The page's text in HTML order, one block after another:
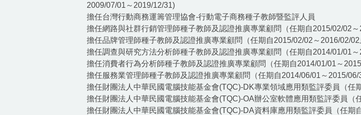
2009/07/01～2019/12/31)
擔任台灣行動商務運籌管理協會-行動電子商務種子教師暨監評人員
擔任網路與社群行銷管理師種子教師及認證推廣專業顧問（任期自2015/02/02
擔任品牌管理師種子教師及認證推廣專業顧問（任期自2015/02/02～2016/02/
擔任調查與研究方法分析師種子教師及認證推廣專業顧問（任期自2014/01/01
擔任消費者行為分析師種子教師及認證推廣專業顧問（任期自2014/01/01～
擔任服務業管理師種子教師及認證推廣專業顧問（任期自2014/06/01～2015/
擔任財團法人中華民國電腦技能基金會(TQC)-DK專業領域應用類監評委員（任
擔任財團法人中華民國電腦技能基金會(TQC)-OA辦公室軟體應用類監評委員（
擔任財團法人中華民國電腦技能基金會(TQC)-DA資料庫應用類監評委員（任期